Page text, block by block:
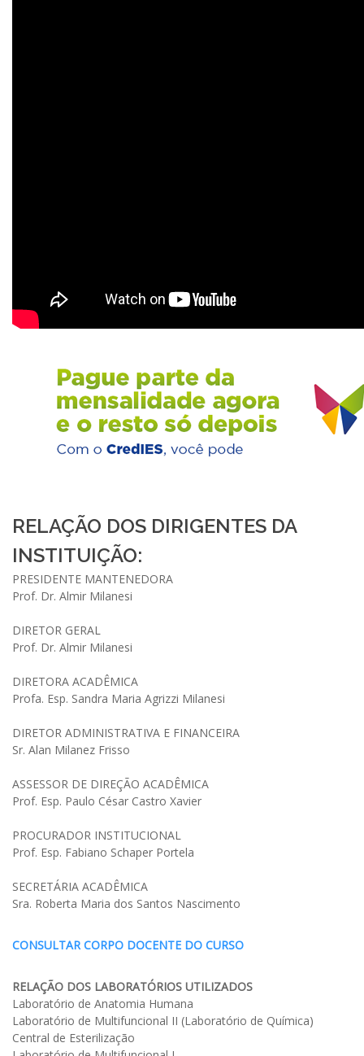
RELAÇÃO DOS DIRIGENTES DA
INSTITUIÇÃO:
PRESIDENTE MANTENEDORA
Prof. Dr. Almir Milanesi
DIRETOR GERAL
Prof. Dr. Almir Milanesi
DIRETORA ACADÊMICA
Profa. Esp. Sandra Maria Agrizzi Milanesi
DIRETOR ADMINISTRATIVA E FINANCEIRA
Sr. Alan Milanez Frisso
ASSESSOR DE DIREÇÃO ACADÊMICA
Prof. Esp. Paulo César Castro Xavier
PROCURADOR INSTITUCIONAL
Prof. Esp. Fabiano Schaper Portela
SECRETÁRIA ACADÊMICA
Sra. Roberta Maria dos Santos Nascimento
CONSULTAR CORPO DOCENTE DO CURSO
RELAÇÃO DOS LABORATÓRIOS UTILIZADOS
Laboratório de Anatomia Humana
Laboratório de Multifuncional II (Laboratório de Química)
Central de Esterilização